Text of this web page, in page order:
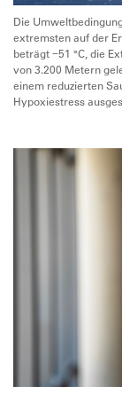
Die
extremsten auf der
beträgt −51 °C, die
von 3.200 Metern
einem reduzierten
Hypoxiestress